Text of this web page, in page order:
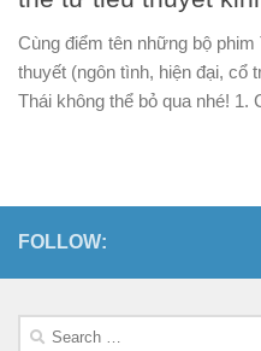
Cùng điểm tên những bộ
thuyết (ngôn tình, hiện đại, cổ
Thái không thể bỏ qua nhé! 1.
FOLLOW:
Search